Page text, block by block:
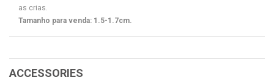
as crias.
Tamanho para venda: 1.5-1.7cm.
ACCESSORIES